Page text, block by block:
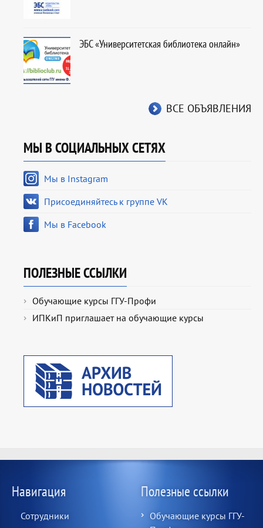
ЭБС «Университетская библиотека онлайн»
ВСЕ ОБЪЯВЛЕНИЯ
МЫ В СОЦИАЛЬНЫХ СЕТЯХ
Мы в Instagram
Присоединяйтесь к группе VK
Мы в Facebook
ПОЛЕЗНЫЕ ССЫЛКИ
Обучающие курсы ГГУ-Профи
ИПКиП приглашает на обучающие курсы
Навигация
Сотрудники
Полезные ссылки
Обучающие курсы ГГУ-